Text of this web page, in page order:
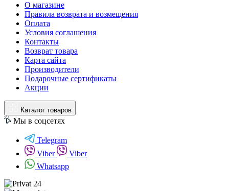
О магазине
Правила возврата и возмещения
Оплата
Условия соглашения
Контакты
Возврат товара
Карта сайта
Производители
Подарочные сертификаты
Акции
Каталог товаров
Мы в соцсетях
Telegram
Viber
Viber
Whatsapp